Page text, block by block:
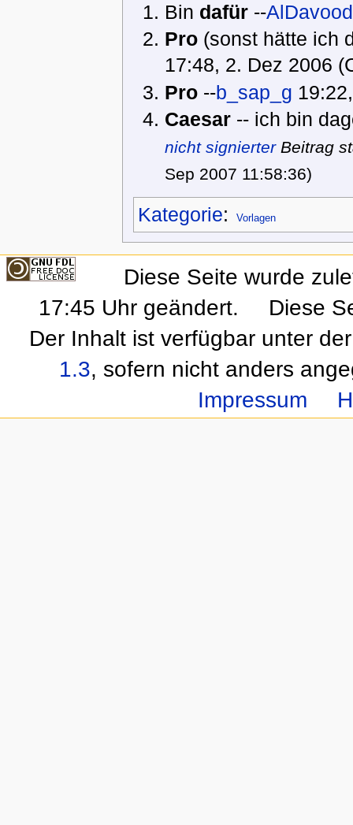
Bin dafür --
Pro (sonst hätte ich
17:48, 2. Dez 2006
Pro --b_sap_g
Caesar -- ich bin
nicht signierterBeitrag
Sep 2007 11:58:36)
Kategorie: Vorlagen
Diese Seite wurde
17:45 Uhr geändert.
Diese
Der Inhalt ist verfügbar unter
1.3, sofern nicht anders
Impressum